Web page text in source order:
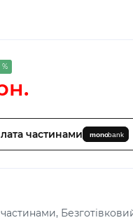
%
частинами